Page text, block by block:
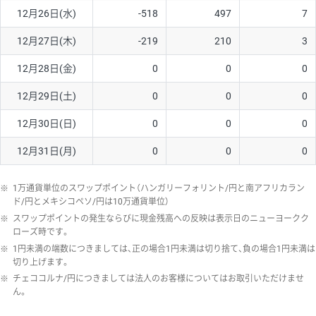
12月26日(水) -518 497 7
12月27日(木) -219 210 3
12月28日(金) 0 0 0
12月29日(土) 0 0 0
12月30日(日) 0 0 0
12月31日(月) 0 0 0
※ 1万通貨単位のスワップポイント（ハンガリーフォリント/円と南アフリカラン
ド/円とメキシコペソ/円は10万通貨単位）
※ スワップポイントの発生ならびに現金残高への反映は表示日のニューヨークク
ローズ時です。
※ 1円未満の端数につきましては、正の場合1円未満は切り捨て、負の場合1円未満は
切り上げます。
※ チェココルナ/円につきましては法人のお客様についてはお取引いただけませ
ん。